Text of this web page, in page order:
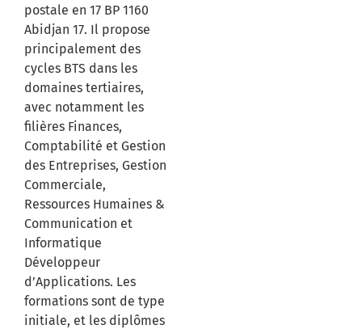
postale en 17 BP 1160
Abidjan 17. Il propose
principalement des
cycles BTS dans les
domaines tertiaires,
avec notamment les
filières Finances,
Comptabilité et Gestion
des Entreprises, Gestion
Commerciale,
Ressources Humaines &
Communication et
Informatique
Développeur
d’Applications. Les
formations sont de type
initiale, et les diplômes